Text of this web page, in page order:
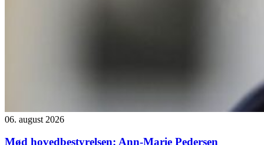
06. august 2026
Mød hovedbestyrelsen: Ann-Marie Pedersen